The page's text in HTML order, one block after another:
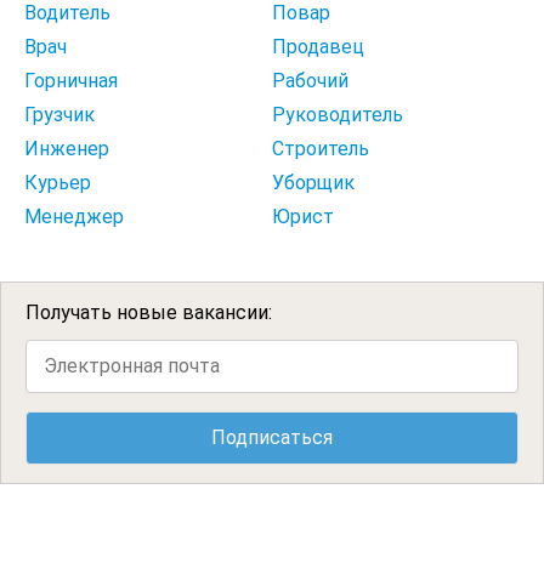
Водитель
Повар
Врач
Продавец
Горничная
Рабочий
Грузчик
Руководитель
Инженер
Строитель
Курьер
Уборщик
Менеджер
Юрист
Получать новые вакансии: